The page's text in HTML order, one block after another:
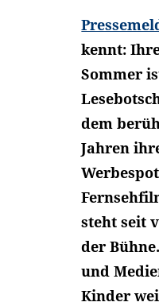
kennt:
Sommer
dem
Jahren
steht seit
der
und
Kinder